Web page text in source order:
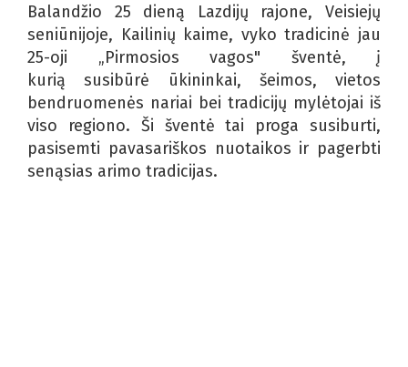
Balandžio 25 dieną Lazdijų rajone, Veisiejų
seniūnijoje, Kailinių kaime, vyko tradicinė jau
25-oji „Pirmosios vagos" šventė, į
kurią susibūrė ūkininkai, šeimos, vietos
bendruomenės nariai bei tradicijų mylėtojai iš
viso regiono. Ši šventė tai proga susiburti,
pasisemti pavasariškos nuotaikos ir pagerbti
senąsias arimo tradicijas.